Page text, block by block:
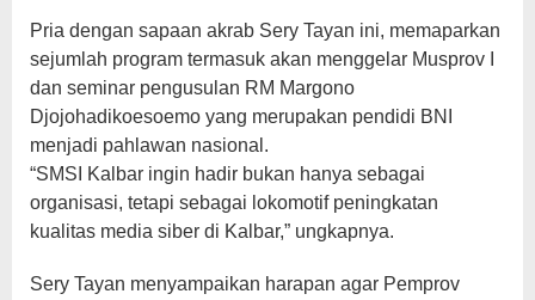
Pria dengan sapaan akrab Sery Tayan ini, memaparkan
sejumlah program termasuk akan menggelar Musprov I
dan seminar pengusulan RM Margono
Djojohadikoesoemo yang merupakan pendidi BNI
menjadi pahlawan nasional.
“SMSI Kalbar ingin hadir bukan hanya sebagai
organisasi, tetapi sebagai lokomotif peningkatan
kualitas media siber di Kalbar,” ungkapnya.
Sery Tayan menyampaikan harapan agar Pemprov